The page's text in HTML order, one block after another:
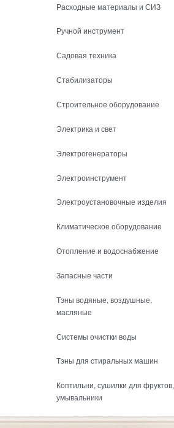
Расходные материалы и СИЗ
Ручной инструмент
Садовая техника
Стабилизаторы
Строительное оборудование
Электрика и свет
Электрогенераторы
Электроинструмент
Электроустановочные изделия
Климатическое оборудование
Отопление и водоснабжение
Запасные части
Тэны водяные, воздушные,
масляные
Системы очистки воды
Тэны для стиральных машин
Коптильни, сушилки для фруктов,
умывальники